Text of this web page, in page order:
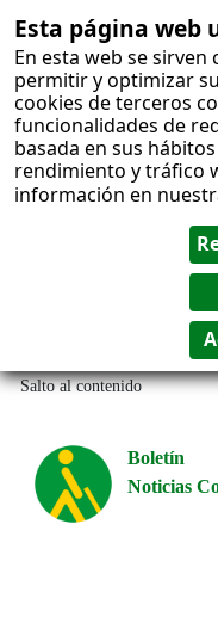
Esta página web
En esta web se
permitir y optimizar
cookies de terceros
funcionalidades de
basada en sus
rendimiento y tráfico
información en
Salto al contenido
Boletín
Noticias